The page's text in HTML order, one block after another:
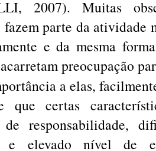
2007). Muitas
fazem parte da atividade
e da mesma
preocupação
a elas,
que certas
de responsabilidade,
e elevado nível de